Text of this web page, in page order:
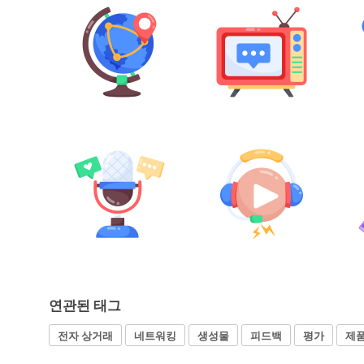
연관된 태그
전자 상거래 네트워킹 생성물 피드백 평가 제